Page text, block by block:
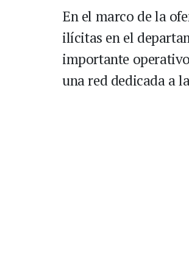
En el marco de la
ilícitas en el
importante
una red dedicada a